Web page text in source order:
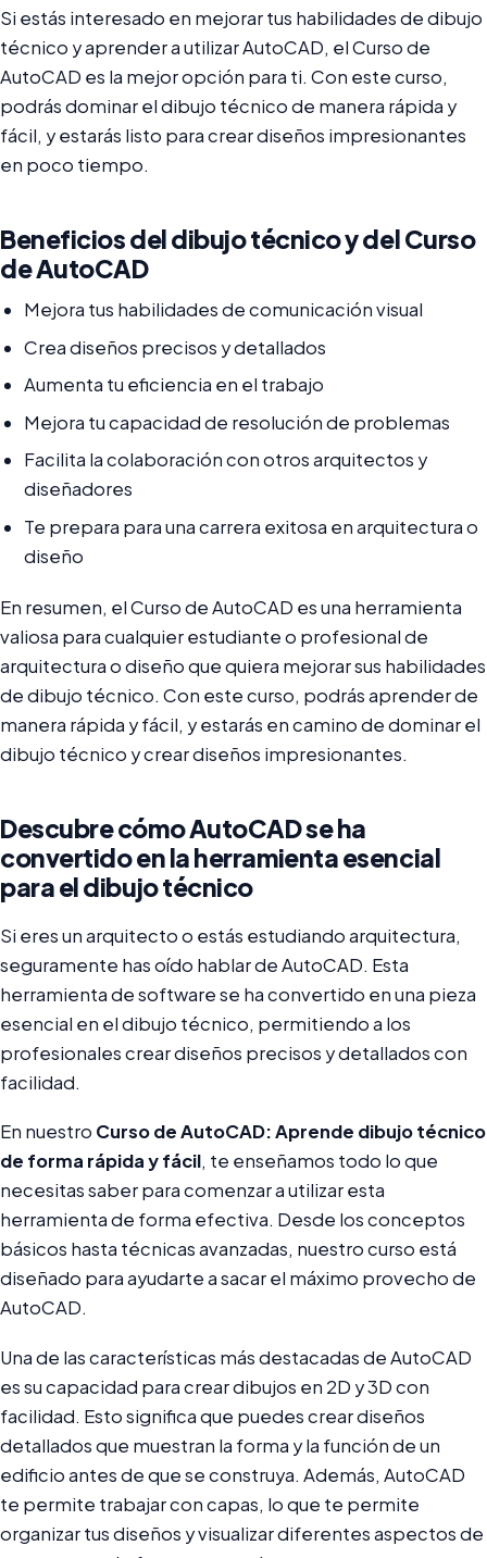
Si estás interesado en mejorar tus habilidades de dibujo
técnico y aprender a utilizar AutoCAD, el Curso de
AutoCAD es la mejor opción para ti. Con este curso,
podrás dominar el dibujo técnico de manera rápida y
fácil, y estarás listo para crear diseños impresionantes
en poco tiempo.
Beneficios del dibujo técnico y del Curso
de AutoCAD
Mejora tus habilidades de comunicación visual
Crea diseños precisos y detallados
Aumenta tu eficiencia en el trabajo
Mejora tu capacidad de resolución de problemas
Facilita la colaboración con otros arquitectos y
diseñadores
Te prepara para una carrera exitosa en arquitectura o
diseño
En resumen, el Curso de AutoCAD es una herramienta
valiosa para cualquier estudiante o profesional de
arquitectura o diseño que quiera mejorar sus habilidades
de dibujo técnico. Con este curso, podrás aprender de
manera rápida y fácil, y estarás en camino de dominar el
dibujo técnico y crear diseños impresionantes.
Descubre cómo AutoCAD se ha
convertido en la herramienta esencial
para el dibujo técnico
Si eres un arquitecto o estás estudiando arquitectura,
seguramente has oído hablar de AutoCAD. Esta
herramienta de software se ha convertido en una pieza
esencial en el dibujo técnico, permitiendo a los
profesionales crear diseños precisos y detallados con
facilidad.
En nuestro Curso de AutoCAD: Aprende dibujo técnico
de forma rápida y fácil, te enseñamos todo lo que
necesitas saber para comenzar a utilizar esta
herramienta de forma efectiva. Desde los conceptos
básicos hasta técnicas avanzadas, nuestro curso está
diseñado para ayudarte a sacar el máximo provecho de
AutoCAD.
Una de las características más destacadas de AutoCAD
es su capacidad para crear dibujos en 2D y 3D con
facilidad. Esto significa que puedes crear diseños
detallados que muestran la forma y la función de un
edificio antes de que se construya. Además, AutoCAD
te permite trabajar con capas, lo que te permite
organizar tus diseños y visualizar diferentes aspectos de